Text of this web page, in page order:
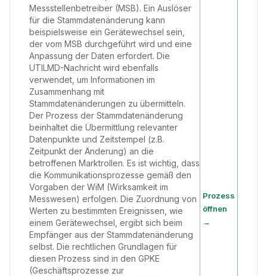
Messstellenbetreiber (MSB). Ein Auslöser
für die Stammdatenänderung kann
beispielsweise ein Gerätewechsel sein,
der vom MSB durchgeführt wird und eine
Anpassung der Daten erfordert. Die
UTILMD-Nachricht wird ebenfalls
verwendet, um Informationen im
Zusammenhang mit
Stammdatenänderungen zu übermitteln.
Der Prozess der Stammdatenänderung
beinhaltet die Übermittlung relevanter
Datenpunkte und Zeitstempel (z.B.
Zeitpunkt der Änderung) an die
betroffenen Marktrollen. Es ist wichtig, dass
die Kommunikationsprozesse gemäß den
Vorgaben der WiM (Wirksamkeit im
Messwesen) erfolgen. Die Zuordnung von
Werten zu bestimmten Ereignissen, wie
einem Gerätewechsel, ergibt sich beim
Empfänger aus der Stammdatenänderung
selbst. Die rechtlichen Grundlagen für
diesen Prozess sind in den GPKE
(Geschäftsprozesse zur
Prozess
öffnen
→